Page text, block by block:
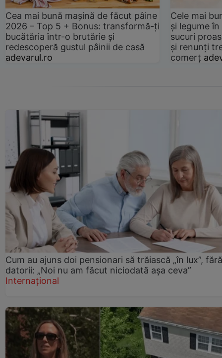
Cea mai bună mașină de făcut pâine
2026 – Top 5 + Bonus: transformă-ți
bucătăria într-o brutărie și
redescoperă gustul pâinii de casă
adevarul.ro
Cele mai
și legume
sucuri
și renunți
comerț
Cum au ajuns doi pensionari să trăiască „în lux”, fără
datorii: „Noi nu am făcut niciodată așa ceva”
Internațional